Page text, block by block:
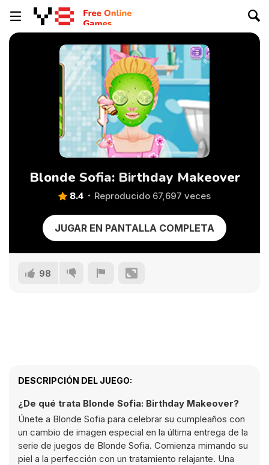
Blonde Sofia: Birthday Makeover
8.4 Reproducido 67,697 veces
JUGAR EN PANTALLA COMPLETA
98
DESCRIPCIÓN DEL JUEGO:
¿De qué trata Blonde Sofia: Birthday Makeover?
Únete a Blonde Sofia para celebrar su cumpleaños con
un cambio de imagen especial en la última entrega de la
serie de juegos de Blonde Sofia. Comienza mimando su
piel a la perfección con un tratamiento relajante. Una